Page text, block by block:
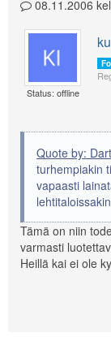
08.11.2006
Status: offline
Quote by:
turhempiakin
vapaasti
Tämä on niin
varmasti
Heillä kai ei ole